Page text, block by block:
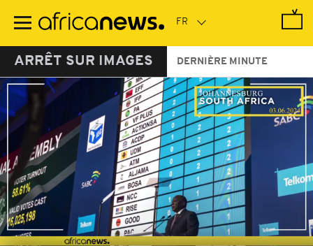
contenu
ARRÊT SUR IMAGES DERNIÈRE MINUTE